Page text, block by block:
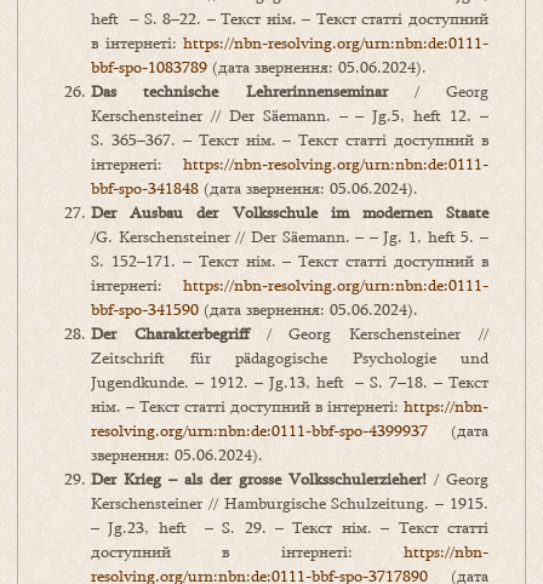
heft – S. 8–22. – Текст нім. – Текст статті доступний
в інтернеті: https://nbn-resolving.org/urn:nbn:de:0111-
bbf-spo-1083789 (дата звернення: 05.06.2024).
Das technische Lehrerinnenseminar/ Georg
Kerschensteiner // Der Säemann. – – Jg.5, heft 12. –
S. 365–367. – Текст нім. – Текст статті доступний в
інтернеті: https://nbn-resolving.org/urn:nbn:de:0111-
bbf-spo-341848 (дата звернення: 05.06.2024).
Der Ausbau der Volksschule im modernen Staate
/G. Kerschensteiner // Der Säemann. – – Jg. 1, heft 5. –
S. 152–171. – Текст нім. – Текст статті доступний в
інтернеті: https://nbn-resolving.org/urn:nbn:de:0111-
bbf-spo-341590 (дата звернення: 05.06.2024).
Der Charakterbegriff/ Georg Kerschensteiner //
Zeitschrift für pädagogische Psychologie und
Jugendkunde. – 1912. – Jg.13, heft – S. 7–18. – Текст
нім. – Текст статті доступний в інтернеті: https://nbn-
resolving.org/urn:nbn:de:0111-bbf-spo-4399937 (дата
звернення: 05.06.2024).
Der Krieg – als der grosse Volksschulerzieher! / Georg
Kerschensteiner // Hamburgische Schulzeitung. – 1915.
– Jg.23, heft – S. 29. – Текст нім. – Текст статті
доступний в інтернеті: https://nbn-
resolving.org/urn:nbn:de:0111-bbf-spo-3717890 (дата